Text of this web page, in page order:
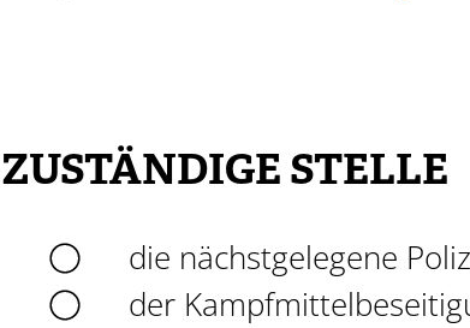
ZUSTÄNDIGE STELLE
die nächstgelegene
der